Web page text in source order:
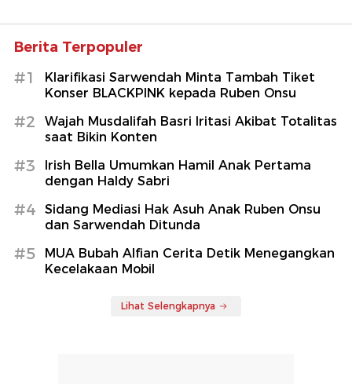
Berita Terpopuler
#1
Klarifikasi Sarwendah Minta Tambah Tiket
Konser BLACKPINK kepada Ruben Onsu
#2
Wajah Musdalifah Basri Iritasi Akibat Totalitas
saat Bikin Konten
#3
Irish Bella Umumkan Hamil Anak Pertama
dengan Haldy Sabri
#4
Sidang Mediasi Hak Asuh Anak Ruben Onsu
dan Sarwendah Ditunda
#5
MUA Bubah Alfian Cerita Detik Menegangkan
Kecelakaan Mobil
Lihat Selengkapnya